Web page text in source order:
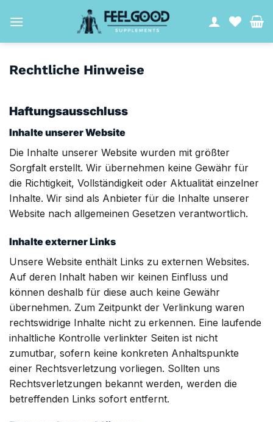
Inhalt
Rechtliche Hinweise
Haftungsausschluss
Inhalte unserer Website
Die Inhalte unserer Website wurden mit größter
Sorgfalt erstellt. Wir übernehmen keine Gewähr für
die Richtigkeit, Vollständigkeit oder Aktualität einzelner
Inhalte. Wir sind als Anbieter für die Inhalte unserer
Website nach allgemeinen Gesetzen verantwortlich.
Inhalte externer Links
Unsere Website enthält Links zu externen Websites.
Auf deren Inhalt haben wir keinen Einfluss und
können deshalb für diese auch keine Gewähr
übernehmen. Zum Zeitpunkt der Verlinkung waren
rechtswidrige Inhalte nicht zu erkennen. Eine laufende
inhaltliche Kontrolle verlinkter Seiten ist nicht
zumutbar, sofern keine konkreten Anhaltspunkte
einer Rechtsverletzung vorliegen. Sollten uns
Rechtsverletzungen bekannt werden, werden die
betreffenden Links sofort entfernt.